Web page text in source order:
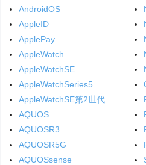
AndroidOS
AppleID
ApplePay
AppleWatch
AppleWatchSE
AppleWatchSeries5
AppleWatchSE第2世代
AQUOS
AQUOSR3
AQUOSR5G
AQUOSsense